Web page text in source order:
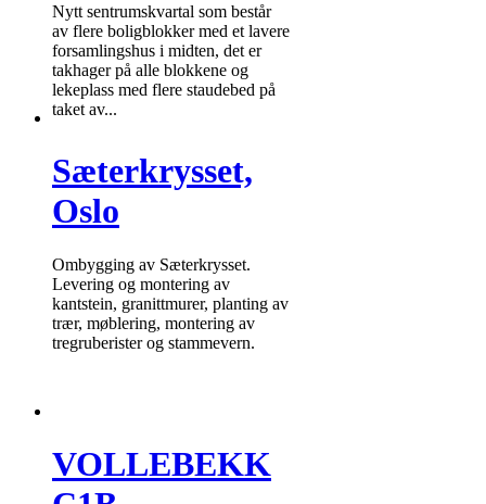
Nytt sentrumskvartal som består
av flere boligblokker med et lavere
forsamlingshus i midten, det er
takhager på alle blokkene og
lekeplass med flere staudebed på
taket av...
Sæterkrysset,
Oslo
Ombygging av Sæterkrysset.
Levering og montering av
kantstein, granittmurer, planting av
trær, møblering, montering av
tregruberister og stammevern.
VOLLEBEKK